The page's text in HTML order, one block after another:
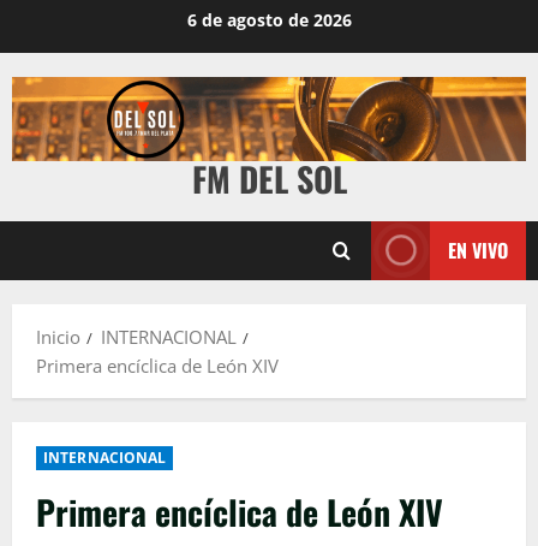
6 de agosto de 2026
FM DEL SOL
EN VIVO
Inicio
INTERNACIONAL
Primera encíclica de León XIV
INTERNACIONAL
Primera encíclica de León XIV